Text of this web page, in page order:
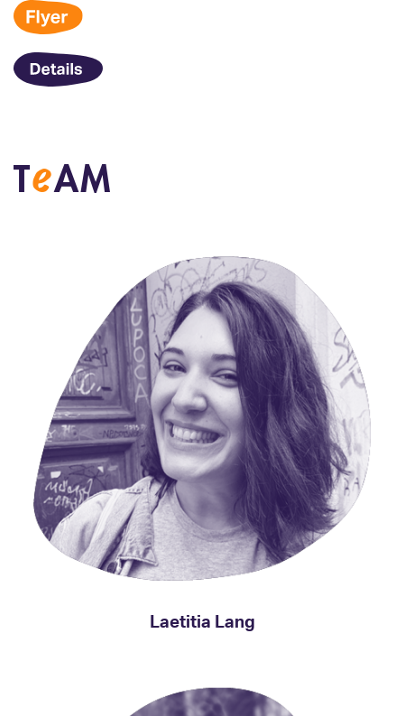
TeAM
Laetitia Lang